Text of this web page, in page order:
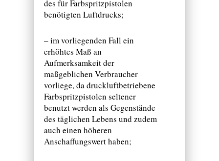
des für Farbspritzpistolen
benötigten Luftdrucks;
– im vorliegenden Fall ein
erhöhtes Maß an
Aufmerksamkeit der
maßgeblichen Verbraucher
vorliege, da druckluftbetriebene
Farbspritzpistolen seltener
benutzt werden als Gegenstände
des täglichen Lebens und zudem
auch einen höheren
Anschaffungswert haben;